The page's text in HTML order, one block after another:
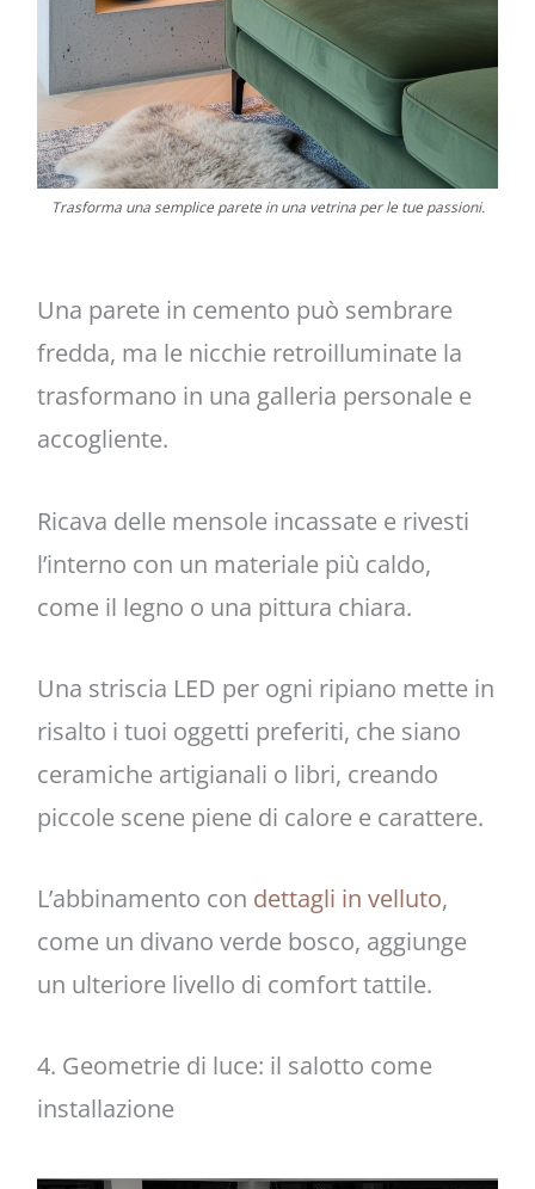
Trasforma una semplice parete in una vetrina per le tue passioni.
Una parete in cemento può sembrare
fredda, ma le nicchie retroilluminate la
trasformano in una galleria personale e
accogliente.
Ricava delle mensole incassate e rivesti
l’interno con un materiale più caldo,
come il legno o una pittura chiara.
Una striscia LED per ogni ripiano mette in
risalto i tuoi oggetti preferiti, che siano
ceramiche artigianali o libri, creando
piccole scene piene di calore e carattere.
L’abbinamento con dettagli in velluto,
come un divano verde bosco, aggiunge
un ulteriore livello di comfort tattile.
4. Geometrie di luce: il salotto come
installazione